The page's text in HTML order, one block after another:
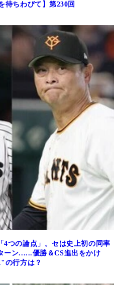
待ちわびて】第230回
つの論点」。セは史上初の同率
ーン......優勝＆CS進出をかけ
の行方は？